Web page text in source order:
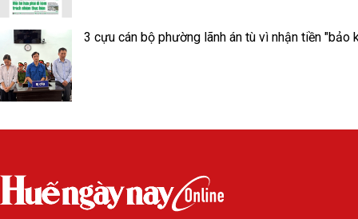
3 cựu cán bộ phường lãnh án tù vì nhận tiền "bảo